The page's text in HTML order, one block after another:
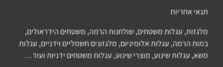
תנאי אחריות
מלגזות, עגלות משטחים, שולחנות הרמה, משטחים הידראולים,
במות הרמה, עגלות אלומיניום, מלגזונים חשמליים וידניים, עגלות
משא, עגלות שינוע, מוצרי שינוע, עגלות משטחים ידניות ועוד…